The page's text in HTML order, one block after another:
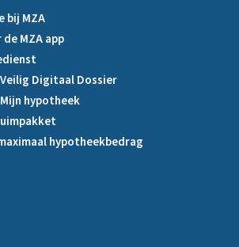
bij MZA
MZA app
Digitaal Dossier
hypotheek
hypotheekbedrag